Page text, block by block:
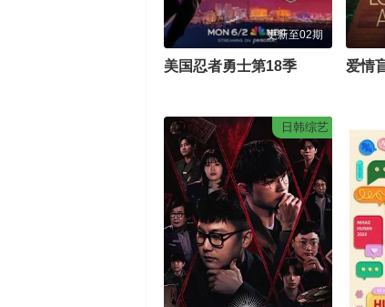
更新至02期
美国忍者勇士第18季
日韩综艺